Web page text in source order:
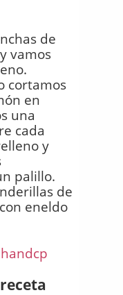
de
vamos
cortamos
en
una
cada
y
palillo.
de
eneldo